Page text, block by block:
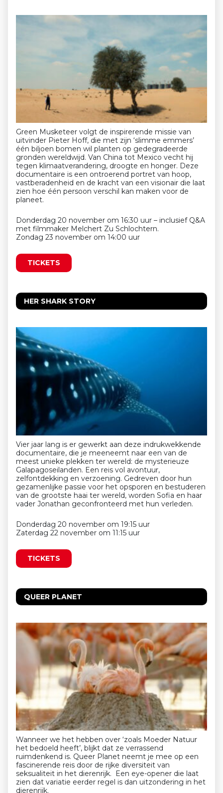
Green Musketeer volgt de inspirerende missie van
uitvinder Pieter Hoff, die met zijn ‘slimme emmers’
één biljoen bomen wil planten op gedegradeerde
gronden wereldwijd. Van China tot Mexico vecht hij
tegen klimaatverandering, droogte en honger. Deze
documentaire is een ontroerend portret van hoop,
vastberadenheid en de kracht van een visionair die laat
zien hoe één persoon verschil kan maken voor de
planeet.
Donderdag 20 november om 16:30 uur – inclusief Q&A
met filmmaker Melchert Zu Schlochtern.
Zondag 23 november om 14:00 uur
TICKETS
HER SHARK STORY
Vier jaar lang is er gewerkt aan deze indrukwekkende
documentaire, die je meeneemt naar een van de
meest unieke plekken ter wereld: de mysterieuze
Galapagoseilanden. Een reis vol avontuur,
zelfontdekking en verzoening. Gedreven door hun
gezamenlijke passie voor het opsporen en bestuderen
van de grootste haai ter wereld, worden Sofia en haar
vader Jonathan geconfronteerd met hun verleden.
Donderdag 20 november om 19:15 uur
Zaterdag 22 november om 11:15 uur
TICKETS
QUEER PLANET
Wanneer we het hebben over ‘zoals Moeder Natuur
het bedoeld heeft’, blijkt dat ze verrassend
ruimdenkend is. Queer Planet neemt je mee op een
fascinerende reis door de rijke diversiteit van
seksualiteit in het dierenrijk. Een eye-opener die laat
zien dat variatie eerder regel is dan uitzondering in het
dierenrijk.